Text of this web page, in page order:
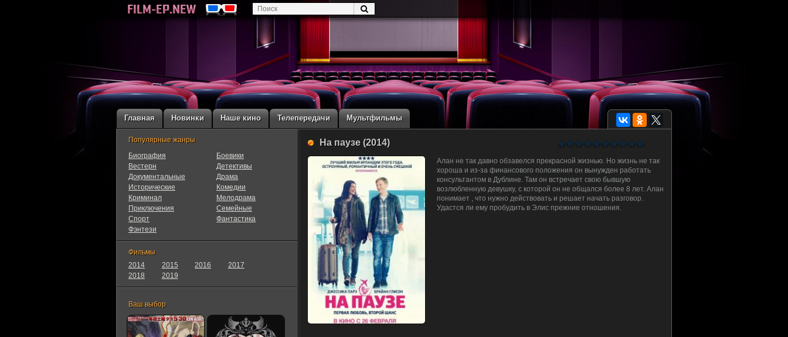
На паузе (2014)
Алан не так давно обзавелся прекрасной жизнью. Но жизнь не так
хороша и из-за финансового положения он вынужден работать
консультантом в Дублине. Там он встречает свою бывшую
возлюбленную девушку, с которой он не общался более 8 лет. Алан
понимает , что нужно действовать и решает начать разговор.
Удастся ли ему пробудить в Элис прежние отношения.
Главная Новинки Наше кино Телепередачи Мультфильмы
Популярные жанры
Биография
Боевики
Вестерн
Детективы
Документальные
Драма
Исторические
Комедии
Криминал
Мелодрама
Приключения
Семейные
Cпорт
Фантастика
Фэнтези
Фильмы
2014
2015 2016
2017
2018
2019
Ваш выбор